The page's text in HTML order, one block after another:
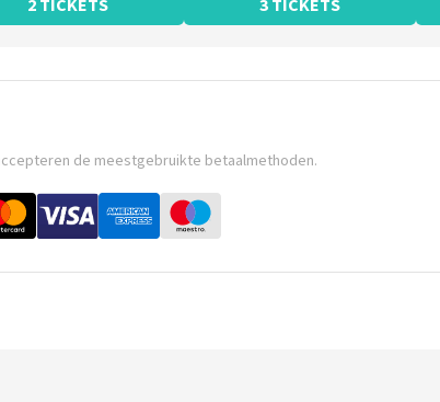
2 TICKETS 3 TICKETS
de meestgebruikte betaalmethoden.